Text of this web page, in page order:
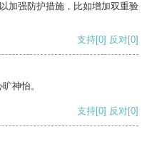
加强防护措施，比如增加双重验
支持[0] 反对[0]
神怡。
支持[0] 反对[0]